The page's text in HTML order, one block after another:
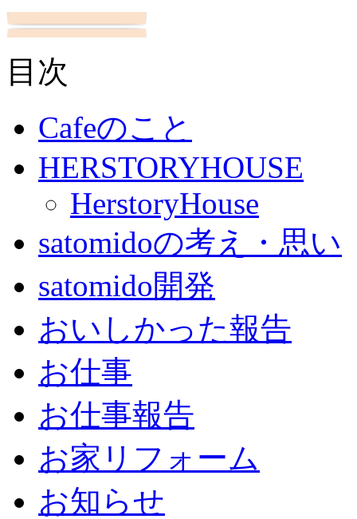
目次
Cafeのこと
HERSTORYHOUSE
HerstoryHouse
satomidoの考え・思い
satomido開発
おいしかった報告
お仕事
お仕事報告
お家リフォーム
お知らせ